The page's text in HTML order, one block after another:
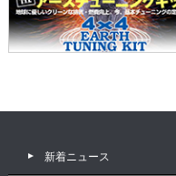
新着ニュース